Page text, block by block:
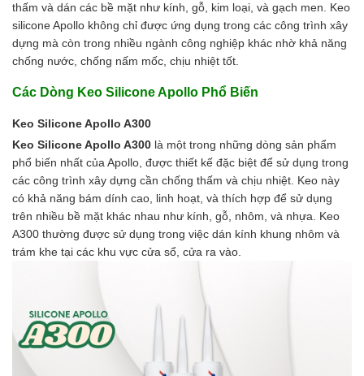
thấm và dán các bề mặt như kính, gỗ, kim loại, và gạch men. Keo
silicone Apollo không chỉ được ứng dụng trong các công trình xây
dựng mà còn trong nhiều ngành công nghiệp khác nhờ khả năng
chống nước, chống nấm mốc, chịu nhiệt tốt.
Các Dòng Keo Silicone Apollo Phổ Biến
Keo Silicone Apollo A300
Keo Silicone Apollo A300 là một trong những dòng sản phẩm
phổ biến nhất của Apollo, được thiết kế đặc biệt để sử dụng trong
các công trình xây dựng cần chống thấm và chịu nhiệt. Keo này
có khả năng bám dính cao, linh hoạt, và thích hợp để sử dụng
trên nhiều bề mặt khác nhau như kính, gỗ, nhôm, và nhựa. Keo
A300 thường được sử dụng trong việc dán kính khung nhôm và
trám khe tại các khu vực cửa sổ, cửa ra vào.